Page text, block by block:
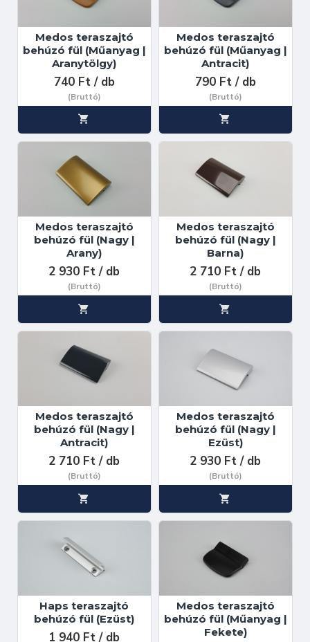
Medos teraszajtó
behúzó fül (Műanyag |
Aranytölgy)
740 Ft / db
(Bruttó)
Medos teraszajtó
behúzó fül (Műanyag |
Antracit)
790 Ft / db
(Bruttó)
Medos teraszajtó
behúzó fül (Nagy |
Arany)
2 930 Ft / db
(Bruttó)
Medos teraszajtó
behúzó fül (Nagy |
Barna)
2 710 Ft / db
(Bruttó)
Medos teraszajtó
behúzó fül (Nagy |
Antracit)
2 710 Ft / db
(Bruttó)
Medos teraszajtó
behúzó fül (Nagy |
Ezüst)
2 930 Ft / db
(Bruttó)
Haps teraszajtó
behúzó fül (Ezüst)
1 940 Ft / db
Medos teraszajtó
behúzó fül (Műanyag |
Fekete)